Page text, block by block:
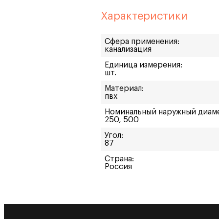
Характеристики
Сфера применения:
канализация
Единица измерения:
шт.
Материал:
пвх
Номинальный наружный
250, 500
Угол:
87
Страна:
Россия